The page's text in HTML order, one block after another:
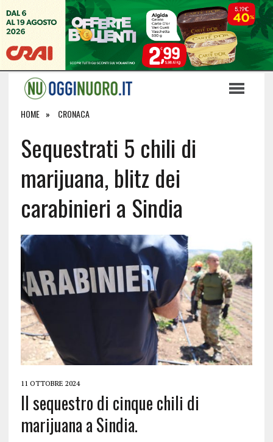
HOME CRONACA
Sequestrati 5 chili di
marijuana, blitz dei
carabinieri a Sindia
11 OTTOBRE 2024
Il sequestro di cinque chili di
marijuana a Sindia.